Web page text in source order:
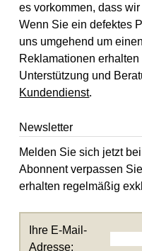
es vorkommen, dass
Wenn Sie ein defektes
uns umgehend um
Reklamationen
Unterstützung und
Kundendienst.
Newsletter
Melden Sie sich jetzt
Abonnent verpassen
erhalten regelmäßig
Ihre E-Mail-
Adresse: